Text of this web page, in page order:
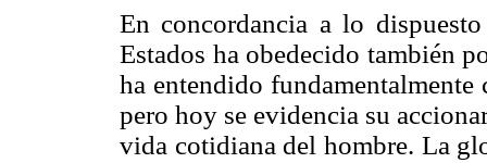
En concordancia a lo
Estados ha obedecido también
ha entendido
pero hoy se evidencia su
vida cotidiana del hombre. La